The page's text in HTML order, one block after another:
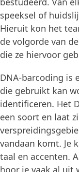
speeksel of
Hieruit kon het
de volgorde van
die ze hiervoor
DNA-barcoding is
die gebruikt kan
identificeren. Het
een soort en laat
vandaan komt. Je
taal en accenten.
hoor je vaak al uit